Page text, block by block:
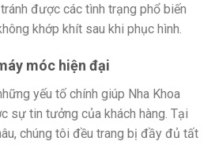
được các tình trạng phổ biến
khớp khít sau khi phục hình.
móc hiện đại
yếu tố chính giúp Nha Khoa
sự tin tưởng của khách hàng. Tại
chúng tôi đều trang bị đầy đủ tất